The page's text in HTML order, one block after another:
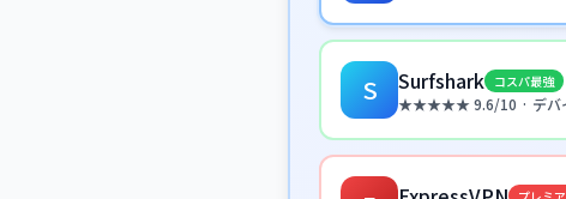
S Surfshark コスパ最強
★★★★★ 9.6/10 · デバ
プレミ